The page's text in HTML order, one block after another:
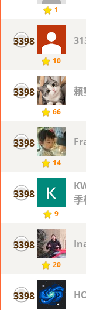
1
3398
10
3398
66
賴
3398
14
3398
9
季
3398
20
3398